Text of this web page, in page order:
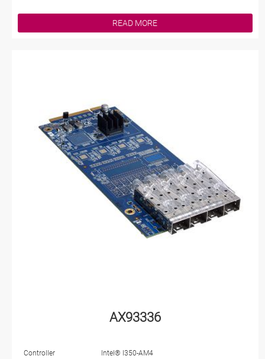
READ MORE
AX93336
Controller Intel® I350-AM4